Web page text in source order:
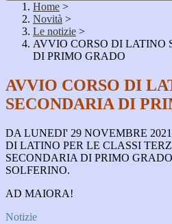
Home >
Novità >
Le notizie >
AVVIO CORSO DI LATINO
DI PRIMO GRADO
AVVIO CORSO DI
SECONDARIA DI
DA LUNEDI' 29 NOVEMBRE
DI LATINO PER LE CLASSI
SECONDARIA DI PRIMO
SOLFERINO.
AD MAIORA!
Notizie